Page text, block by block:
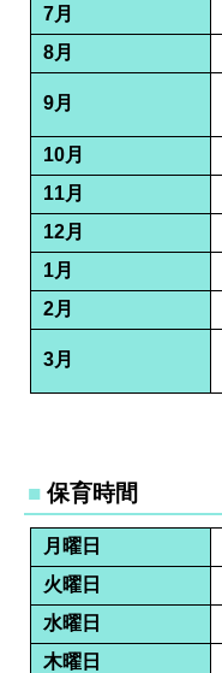
7月
8月
9月
10月
11月
12月
1月
2月
3月
保育時間
月曜日
火曜日
水曜日
木曜日